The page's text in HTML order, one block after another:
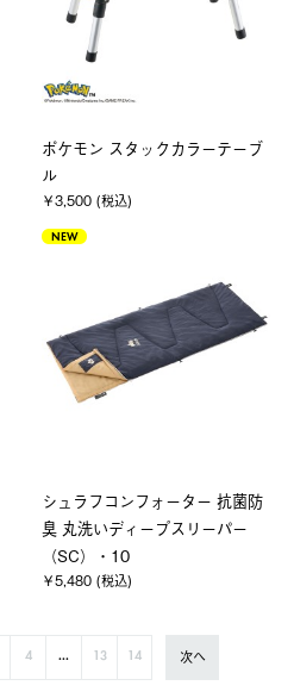
ポケモン スタックカラーテーブ
ル
￥3,500 (税込)
NEW
シュラフコンフォーター 抗菌防
臭 丸洗いディープスリーパー
（SC）・10
￥5,480 (税込)
4 ... 13 14 次へ